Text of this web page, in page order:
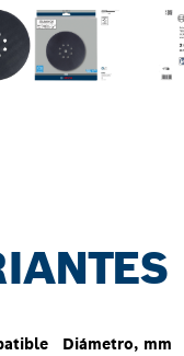
Diámetro, mm